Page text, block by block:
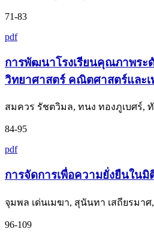
71-83
pdf
การพัฒนาโรงเรียนคุณภาพระ
วิทยาศาสตร์ คณิตศาสตร์และเ
สมควร รัชตวิมล, ทนง ทองภูเบศร์,
84-95
pdf
การจัดการเพื่อความยั่งยืนใน
จุมพล เด่นเมฆา, สุนันทา เสถียรมา
96-109